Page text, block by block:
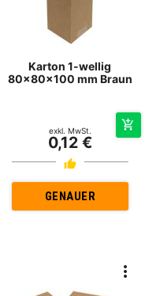
Karton 1-wellig
80x80x100 mm Braun
exkl. MwSt.
0,12 €
GENAUER